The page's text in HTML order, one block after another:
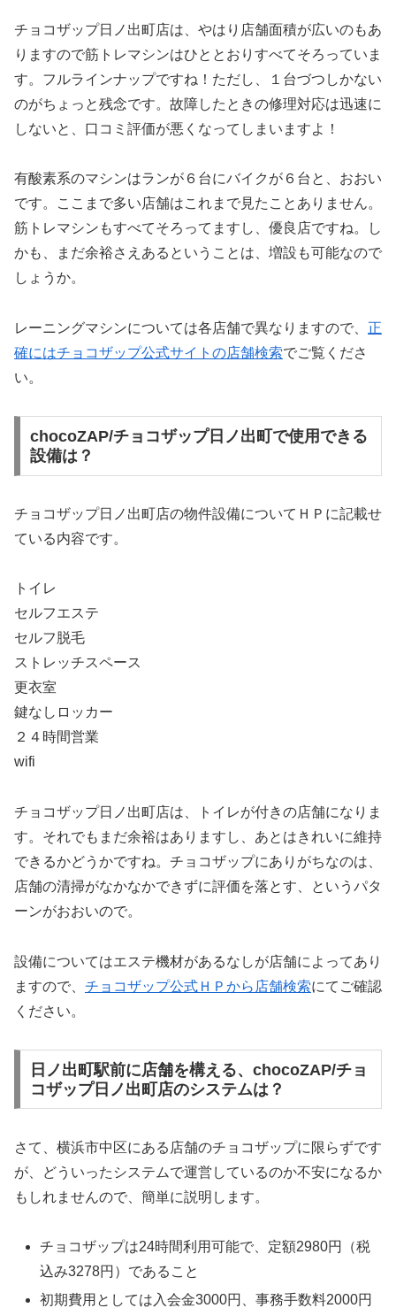
チョコザップ日ノ出町店は、やはり店舗面積が広いのもあ
りますので筋トレマシンはひととおりすべてそろっていま
す。フルラインナップですね！ただし、１台づつしかない
のがちょっと残念です。故障したときの修理対応は迅速に
しないと、口コミ評価が悪くなってしまいますよ！
有酸素系のマシンはランが６台にバイクが６台と、おおい
です。ここまで多い店舗はこれまで見たことありません。
筋トレマシンもすべてそろってますし、優良店ですね。し
かも、まだ余裕さえあるということは、増設も可能なので
しょうか。
レーニングマシンについては各店舗で異なりますので、 正
確にはチョコザップ公式サイトの店舗検索でご覧くださ
い。
chocoZAP/チョコザップ日ノ出町で使用できる
設備は？
チョコザップ日ノ出町店の物件設備についてＨＰに記載せ
ている内容です。
トイレ
セルフエステ
セルフ脱毛
ストレッチスペース
更衣室
鍵なしロッカー
２４時間営業
wifi
チョコザップ日ノ出町店は、トイレが付きの店舗になりま
す。それでもまだ余裕はありますし、あとはきれいに維持
できるかどうかですね。チョコザップにありがちなのは、
店舗の清掃がなかなかできずに評価を落とす、というパタ
ーンがおおいので。
設備についてはエステ機材があるなしが店舗によってあり
ますので、 チョコザップ公式ＨＰから店舗検索にてご確認
ください。
日ノ出町駅前に店舗を構える、chocoZAP/チョ
コザップ日ノ出町店のシステムは？
さて、横浜市中区にある店舗のチョコザップに限らずです
が、どういったシステムで運営しているのか不安になるか
もしれませんので、簡単に説明します。
チョコザップは24時間利用可能で、定額2980円（税
込み3278円）であること
初期費用としては入会金3000円、事務手数料2000円